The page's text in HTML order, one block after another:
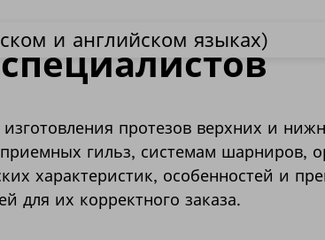
и английском языках)
протезов верхних и
гильз, системам шарниров,
характеристик, особенностей и
для их корректного заказа.